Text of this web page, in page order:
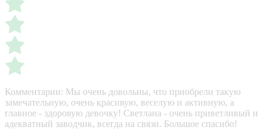
Комментарии: Мы очень довольны, что приобрели такую
замечательную, очень красивую, веселую и активную, а
главное - здоровую девочку! Светлана - очень приветливый и
адекватный заводчик, всегда на связи. Большое спасибо!